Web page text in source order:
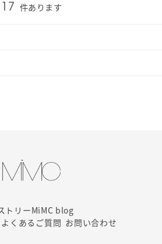
17 件あります
トリーMiMC blog
よくあるご質問 お問い合わせ